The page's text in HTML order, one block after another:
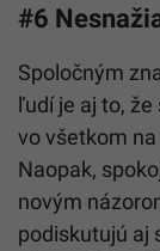
#6
Spoločným
ľudí je aj to,
vo všetkom
Naopak,
novým
podiskutujú aj